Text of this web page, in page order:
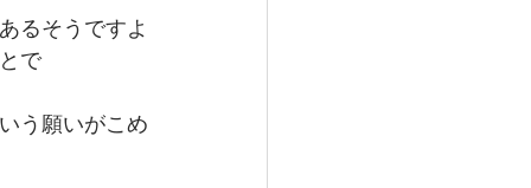
るそうですよ
で
う願いがこめ